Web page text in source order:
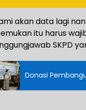
akan data lagi
itu harus
SKPD
Donasi